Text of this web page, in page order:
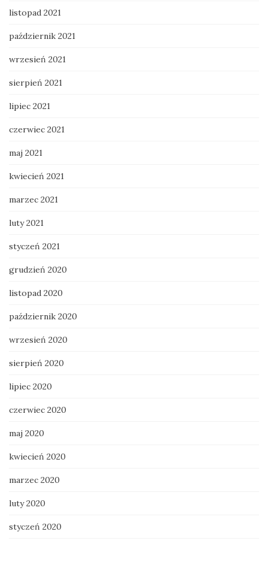
listopad 2021
październik 2021
wrzesień 2021
sierpień 2021
lipiec 2021
czerwiec 2021
maj 2021
kwiecień 2021
marzec 2021
luty 2021
styczeń 2021
grudzień 2020
listopad 2020
październik 2020
wrzesień 2020
sierpień 2020
lipiec 2020
czerwiec 2020
maj 2020
kwiecień 2020
marzec 2020
luty 2020
styczeń 2020